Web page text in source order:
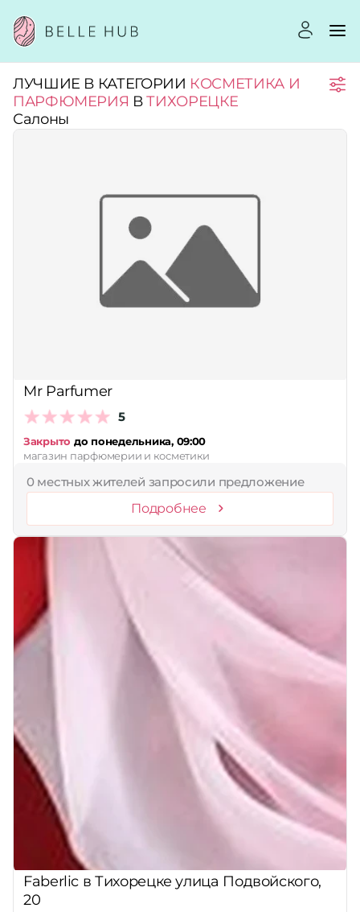
Город:
Принимает сертификаты
Сбросить
ЛУЧШИЕ В КАТЕГОРИИ КОСМЕТИКА И
ПАРФЮМЕРИЯ ВТИХОРЕЦКЕ
Салоны
Mr Parfumer
5
Закрыто до понедельника, 09:00
магазин парфюмерии и косметики
0 местных жителей запросили предложение
Подробнее
Faberlic в Тихорецке улица Подвойского,
20